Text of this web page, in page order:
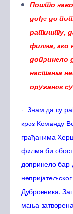
Пошто
дође до
ратишту,
филма, ако
допринело
настанка
оружаног
- Знам да су
кроз Команду
грађанима
филма би
допринело бар
Дубровника.
мања